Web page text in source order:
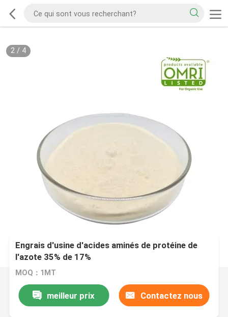
2/ 4
Engrais d'usine d'acides aminés de protéine de
l'azote 35% de 17%
MOQ：1MT
meilleur prix Contactez nous